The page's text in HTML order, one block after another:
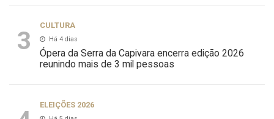
3
CULTURA
Há 4 dias
Ópera da Serra da Capivara encerra edição 2026
reunindo mais de 3 mil pessoas
ELEIÇÕES 2026